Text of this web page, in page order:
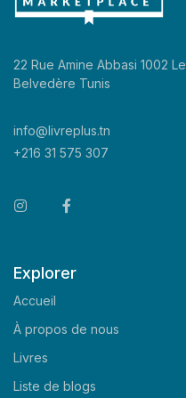
22 Rue Amine Abbasi 1002 Le
Belvedère Tunis
info@livreplus.tn
+216 31 575 307
Explorer
Accueil
À propos de nous
Livres
Liste de blogs